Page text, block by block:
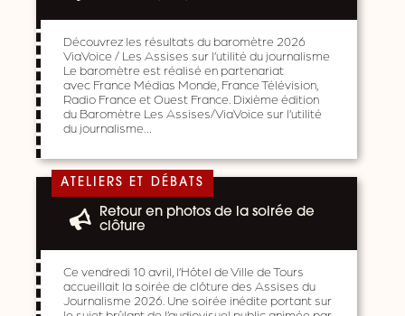
Découvrez les résultats du baromètre 2026
ViaVoice / Les Assises sur l’utilité du journalisme
Le baromètre est réalisé en partenariat
avec France Médias Monde, France Télévision,
Radio France et Ouest France. Dixième édition
du Baromètre Les Assises/ViaVoice sur l’utilité
du journalisme…
ATELIERS ET DÉBATS
Retour en photos de la soirée de
clôture
Ce vendredi 10 avril, l’Hôtel de Ville de Tours
accueillait la soirée de clôture des Assises du
Journalisme 2026. Une soirée inédite portant sur